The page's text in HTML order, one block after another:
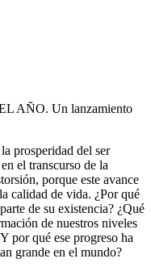
AÑO. Un lanzamiento
prosperidad del ser
el transcurso de la
porque este avance
calidad de vida. ¿Por qué
de su existencia? ¿Qué
de nuestros niveles
por qué ese progreso ha
grande en el mundo?